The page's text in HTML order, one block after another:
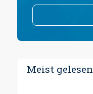
Meist gelesen